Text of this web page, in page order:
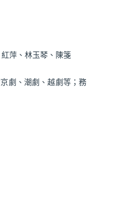
萍、林玉琴、陳箋
劇、潮劇、越劇等；務